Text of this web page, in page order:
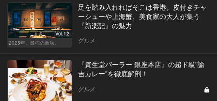
Vol.12
2025年、最強の新店。
足を踏み入れればそこは香港。皮付きチャ
ーシューや上海蟹、美食家の大人が集う
『新楽記』の魅力
グルメ
『資生堂パーラー 銀座本店』の超ド級"諭
吉カレー"を徹底解剖！
グルメ